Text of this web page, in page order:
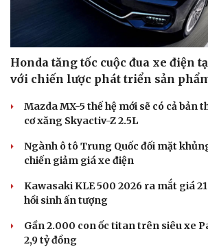
Hạt
Honda tăng tốc cuộc đua xe điện
với chiến lược phát triển sản
Mazda MX-5 thế hệ mới sẽ có cả bản
cơ xăng Skyactiv-Z 2.5L
Ngành ô tô Trung Quốc đối mặt
chiến giảm giá xe điện
Kawasaki KLE 500 2026 ra mắt giá
hồi sinh ấn tượng
Gần 2.000 con ốc titan trên siêu xe
2,9 tỷ đồng